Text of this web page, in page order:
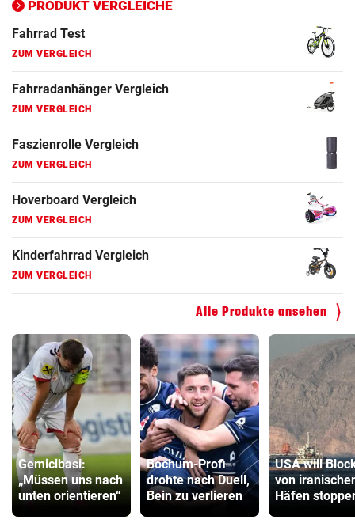
PRODUKT VERGLEICHE
Fahrrad Test
ZUM VERGLEICH
Fahrradanhänger Vergleich
ZUM VERGLEICH
Faszienrolle Vergleich
ZUM VERGLEICH
Hoverboard Vergleich
ZUM VERGLEICH
Kinderfahrrad Vergleich
ZUM VERGLEICH
Alle Produkte ansehen
Gemicibasi:
„Müssen uns nach
unten orientieren“
Bochum-Profi
drohte nach Duell,
Bein zu verlieren
USA will
von
Häfen